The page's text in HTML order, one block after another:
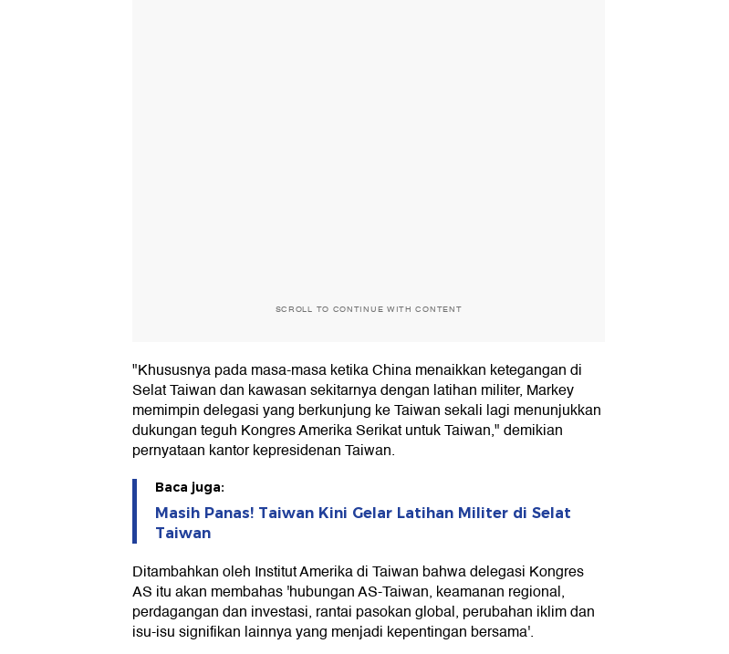
SCROLL TO CONTINUE WITH CONTENT
"Khususnya pada masa-masa ketika China menaikkan ketegangan di
Selat Taiwan dan kawasan sekitarnya dengan latihan militer, Markey
memimpin delegasi yang berkunjung ke Taiwan sekali lagi menunjukkan
dukungan teguh Kongres Amerika Serikat untuk Taiwan," demikian
pernyataan kantor kepresidenan Taiwan.
Baca juga:
Masih Panas! Taiwan Kini Gelar Latihan Militer di Selat
Taiwan
Ditambahkan oleh Institut Amerika di Taiwan bahwa delegasi Kongres
AS itu akan membahas 'hubungan AS-Taiwan, keamanan regional,
perdagangan dan investasi, rantai pasokan global, perubahan iklim dan
isu-isu signifikan lainnya yang menjadi kepentingan bersama'.